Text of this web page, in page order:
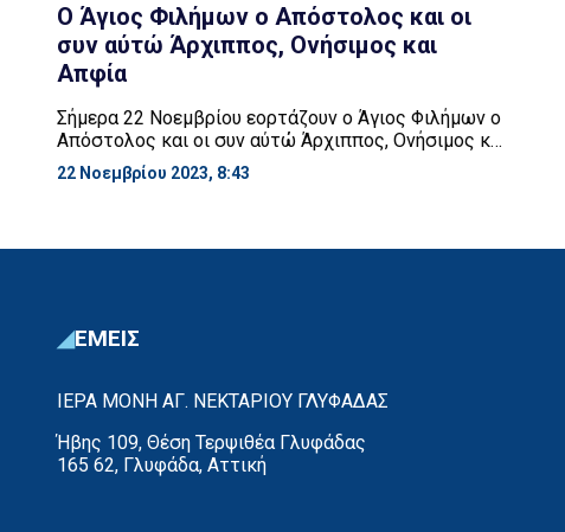
Ο Άγιος Φιλήμων ο Απόστολος και οι
συν αύτώ Άρχιππος, Ονήσιμος και
Απφία
Σήμερα 22 Νοεμβρίου εορτάζουν ο Άγιος Φιλήμων ο
Απόστολος και οι συν αύτώ Άρχιππος, Ονήσιμος και
Απφία. Και για τους τέσσερις Αγίους αναφέρει ο
Απόστολος Παύλος στην προς Φιλήμονα επιστολή
ανεπτυγμένο αίσθημα φιλανθρωπίας.
22 Νοεμβρίου 2023, 8:43
ΕΜΕΙΣ
ΙΕΡΑ ΜΟΝΗ ΑΓ. ΝΕΚΤΑΡΙΟΥ ΓΛΥΦΑΔΑΣ
Ήβης 109, Θέση Τερψιθέα Γλυφάδας
165 62, Γλυφάδα, Αττική